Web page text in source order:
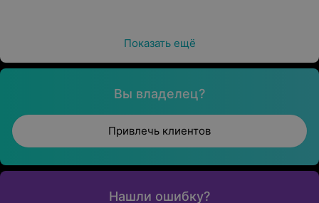
Привлечь клиентов
Предложить исправление